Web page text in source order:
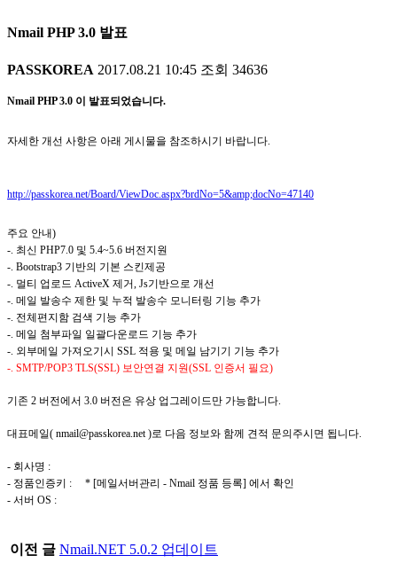
Nmail PHP 3.0 발표
PASSKOREA 2017.08.21 10:45 조회 34636
Nmail PHP 3.0 이 발표되었습니다.
자세한 개선 사항은 아래 게시물을 참조하시기 바랍니다.
http://passkorea.net/Board/ViewDoc.aspx?brdNo=5&amp;docNo=47140
주요 안내)
-. 최신 PHP7.0 및 5.4~5.6 버전지원
-. Bootstrap3 기반의 기본 스킨제공
-. 멀티 업로드 ActiveX 제거, Js기반으로 개선
-. 메일 발송수 제한 및 누적 발송수 모니터링 기능 추가
-. 전체편지함 검색 기능 추가
-. 메일 첨부파일 일괄다운로드 기능 추가
-. 외부메일 가져오기시 SSL 적용 및 메일 남기기 기능 추가
-. SMTP/POP3 TLS(SSL) 보안연결 지원(SSL 인증서 필요)
기존 2 버전에서 3.0 버전은 유상 업그레이드만 가능합니다.
대표메일( nmail@passkorea.net )로 다음 정보와 함께 견적 문의주시면 됩니다.
- 회사명 :
- 정품인증키 : * [메일서버관리 - Nmail 정품 등록] 에서 확인
- 서버 OS :
이전 글 Nmail.NET 5.0.2 업데이트